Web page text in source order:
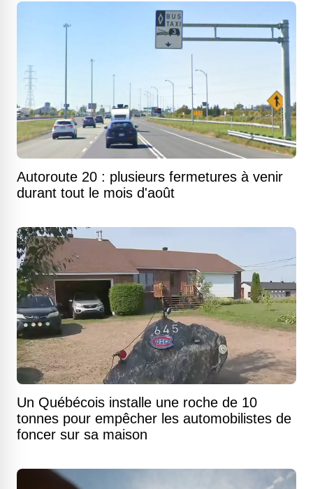
Autoroute 20 : plusieurs fermetures à venir
durant tout le mois d'août
Un Québécois installe une roche de 10
tonnes pour empêcher les automobilistes de
foncer sur sa maison